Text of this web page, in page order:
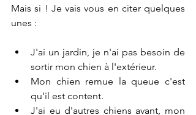
Mais si ! Je vais vous en citer quelques
unes :
J'ai un jardin, je n'ai pas besoin de
sortir mon chien à l'extérieur.
Mon chien remue la queue c'est
qu'il est content.
J'ai eu d'autres chiens avant, mon